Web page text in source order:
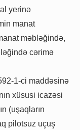
yerinə
manat
məbləğində,
cərimə
1-ci maddəsinə
xüsusi icazəsi
(uşaqların
pilotsuz uçuş